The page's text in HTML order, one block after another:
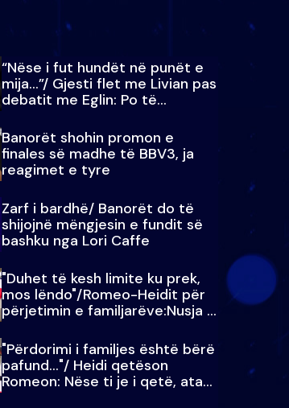
“Nëse i fut hundët në punët e
mija…”/ Gjesti flet me Livian pas
debatit me Eglin: Po të
paralajmëroj
Banorët shohin promon e
finales së madhe të BBV3, ja
reagimet e tyre
Zarf i bardhë/ Banorët do të
shijojnë mëngjesin e fundit së
bashku nga Lori Caffe
"Duhet të kesh limite ku prek,
mos lëndo"/Romeo-Heidit për
përjetimin e familjarëve:Nusja e
Julit…
"Përdorimi i familjes është bërë
pafund…"/ Heidi qetëson
Romeon: Nëse ti je i qetë, ata
qetësohen